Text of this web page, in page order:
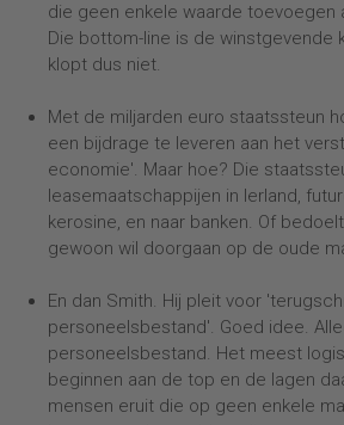
die geen enkele waarde toevoegen
Die bottom-line is de winstgevende
klopt dus niet.
Met de miljarden euro staatssteun
een bijdrage te leveren aan het
economie'. Maar hoe? Die
leasemaatschappijen in Ierland,
kerosine, en naar banken. Of
gewoon wil doorgaan op de oude
En dan Smith. Hij pleit voor
personeelsbestand'. Goed idee.
personeelsbestand. Het meest
beginnen aan de top en de lagen
mensen eruit die op geen enkele